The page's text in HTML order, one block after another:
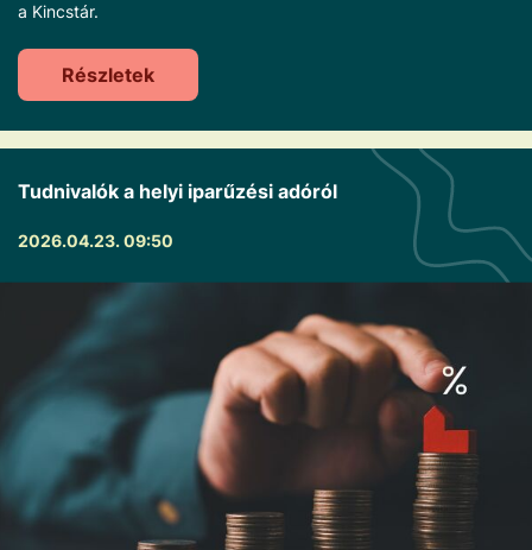
a Kincstár.
Részletek
Tudnivalók a helyi iparűzési adóról
2026.04.23. 09:50